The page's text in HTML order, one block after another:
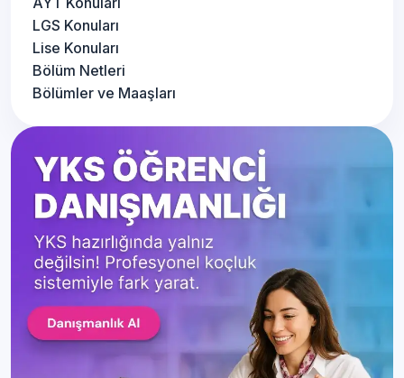
LGS Konuları
Lise Konuları
Bölüm Netleri
Bölümler ve Maaşları